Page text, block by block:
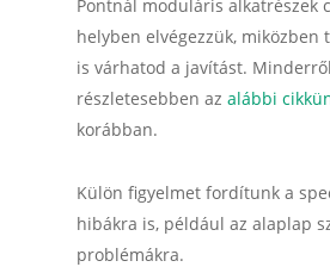
Pontnál moduláris alkatrészek
helyben elvégezzük, miközben
is várhatod a javítást. Minderről
részletesebben az alábbi
korábban.
Külön figyelmet fordítunk a
hibákra is, például az alaplap
problémákra.